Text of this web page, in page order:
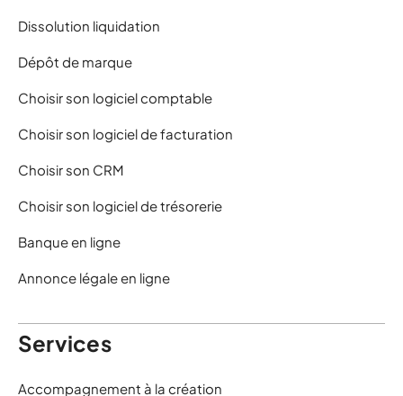
Dissolution liquidation
Dépôt de marque
Choisir son logiciel comptable
Choisir son logiciel de facturation
Choisir son CRM
Choisir son logiciel de trésorerie
Banque en ligne
Annonce légale en ligne
Services
Accompagnement à la création